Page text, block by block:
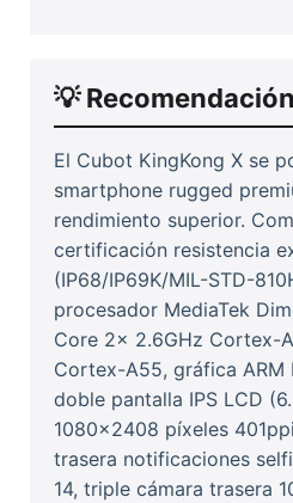
💡
El Cubot KingKong X se
smartphone rugged
rendimiento superior.
certificación resistencia
(IP68/IP69K/MIL-STD-
procesador MediaTek
Core 2x 2.6GHz Cortex-
Cortex-A55, gráfica ARM
doble pantalla IPS LCD
1080x2408 píxeles
trasera notificaciones
14, triple cámara trasera